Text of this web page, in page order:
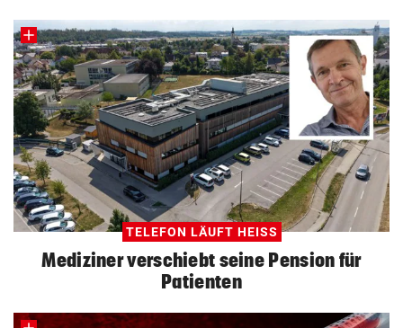
TELEFON LÄUFT HEISS
Mediziner verschiebt seine Pension für
Patienten